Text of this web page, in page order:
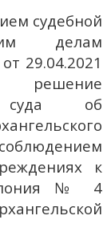
судебной
делам
29.04.2021
решение
суда об
к
№ 4